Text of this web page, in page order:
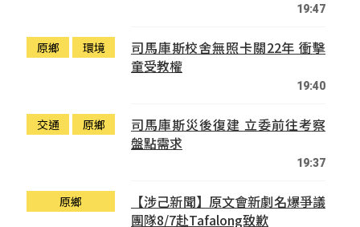
19:47
原鄉 環境
司馬庫斯校舍無照卡關22年 衝擊
童受教權
19:40
交通 原鄉
司馬庫斯災後復建 立委前往考察
盤點需求
19:37
原鄉
【涉己新聞】原文會新劇名爆爭議
團隊8/7赴Tafalong致歉